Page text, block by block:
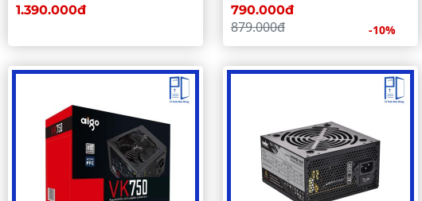
1.390.000đ
DẸT)
790.000đ
879.000đ -10%